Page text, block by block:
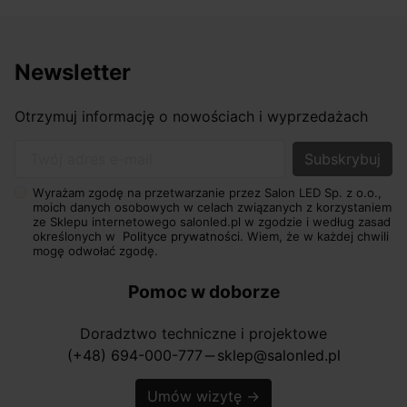
Newsletter
Otrzymuj informację o nowościach i wyprzedażach
Wyrażam zgodę na przetwarzanie przez Salon LED Sp. z o.o.,
moich danych osobowych w celach związanych z korzystaniem
ze Sklepu internetowego salonled.pl w zgodzie i według zasad
określonych w Polityce prywatności. Wiem, że w każdej chwili
mogę odwołać zgodę.
Pomoc w doborze
Doradztwo techniczne i projektowe
(+48) 694-000-777 horizontal_rule sklep@salonled.pl
Umów wizytę →